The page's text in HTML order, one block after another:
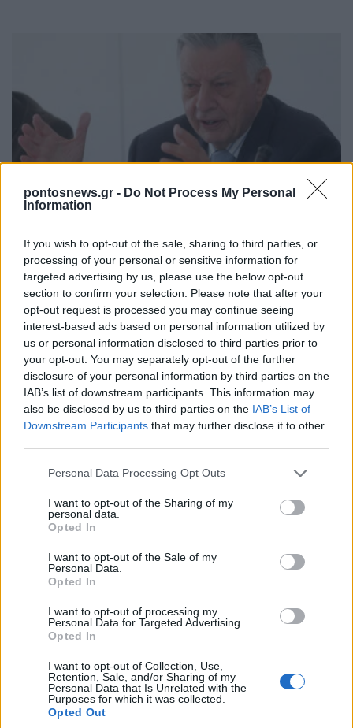
pontosnews.gr - Do Not Process My Personal
Information
If you wish to opt-out of the sale, sharing to third parties, or
processing of your personal or sensitive information for
targeted advertising by us, please use the below opt-out
section to confirm your selection. Please note that after your
opt-out request is processed you may continue seeing
interest-based ads based on personal information utilized by
us or personal information disclosed to third parties prior to
your opt-out. You may separately opt-out of the further
disclosure of your personal information by third parties on the
IAB’s list of downstream participants. This information may
also be disclosed by us to third parties on the IAB’s List of
Downstream Participants that may further disclose it to other
Please note that this website/app uses one or more Google
not limited to your visit or usage behaviour. You may click to
grant or deny consent to Google and its third-party tags to
use your data for below specified purposes in below Google
consent section.
Personal Data Processing Opt Outs
I want to opt-out of the Sharing of my
personal data.
Opted In
I want to opt-out of the Sale of my
Personal Data.
Opted In
I want to opt-out of processing my
Personal Data for Targeted Advertising.
Opted In
I want to opt-out of Collection, Use,
Retention, Sale, and/or Sharing of my
Personal Data that Is Unrelated with the
Purposes for which it was collected.
Opted Out
2/08/2026 - 8:57μμ
Μητσοτάκης για πυρκαγιές και κλιματική κρίση:
Έχουμε ακόμη μπροστά μας δύσκολες ημέρες
30/07/2026 - 1:15μμ
ΠΟΛΙΤΙΚΗ